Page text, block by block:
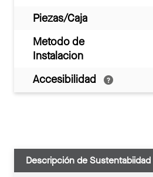
Piezas/Caja
Metodo de
Instalacion
Accesibilidad
Descripción de Sustentabiidad